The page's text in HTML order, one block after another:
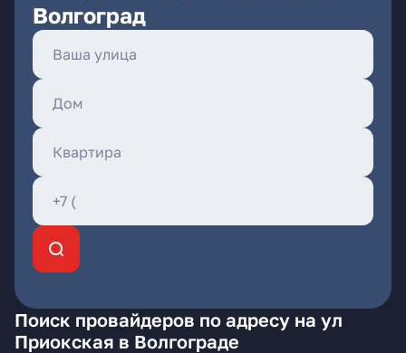
Волгоград
Поиск провайдеров по адресу на ул
Приокская в Волгограде